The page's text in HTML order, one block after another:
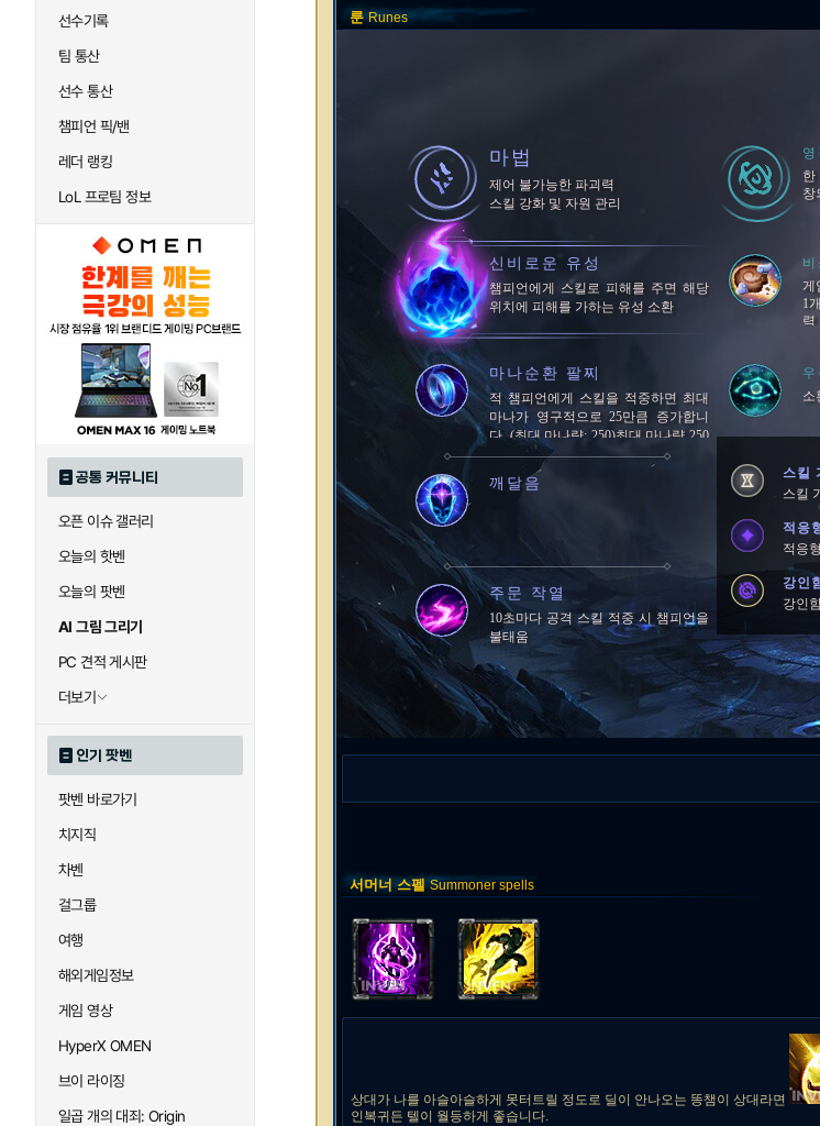
선수기록
팀 통산
선수 통산
챔피언 픽/밴
레더 랭킹
LoL 프로팀 정보
공통 커뮤니티
오픈 이슈 갤러리
오늘의 핫벤
오늘의 팟벤
AI 그림 그리기
PC 견적 게시판
더보기
인기 팟벤
팟벤 바로가기
치지직
차벤
걸그룹
여행
해외게임정보
게임 영상
HyperX OMEN
브이 라이징
일곱 개의 대죄: Origin
룬Runes
마법
제어 불가능한 파괴력
스킬 강화 및 자원 관리
신비로운 유성
챔피언에게 스킬로 피해를 주면 해당
위치에 피해를 가하는 유성 소환
마나순환 팔찌
적 챔피언에게 스킬을 적중하면 최대
마나가 영구적으로 25만큼 증가합니
다. (최대 마나량: 250)최대 마나량 250
에 도달하면 5초마다 잃은 마나의 1%
를 회복합니다.
깨달음
주문 작열
10초마다 공격 스킬 적중 시 챔피언을
불태움
영
한
창
게
1
력
소
스킬
스킬
적응
적응
강인
강인
서머너 스펠Summoner spells
상대가 나를 아슬아슬하게 못터트릴 정도로 딜이 안나오는 똥챔이 상대라면
인복귀든 텔이 월등하게 좋습니다.